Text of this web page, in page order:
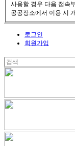
사용할 경우 다음 접속
공공장소에서 이용 시
로그인
회원가입